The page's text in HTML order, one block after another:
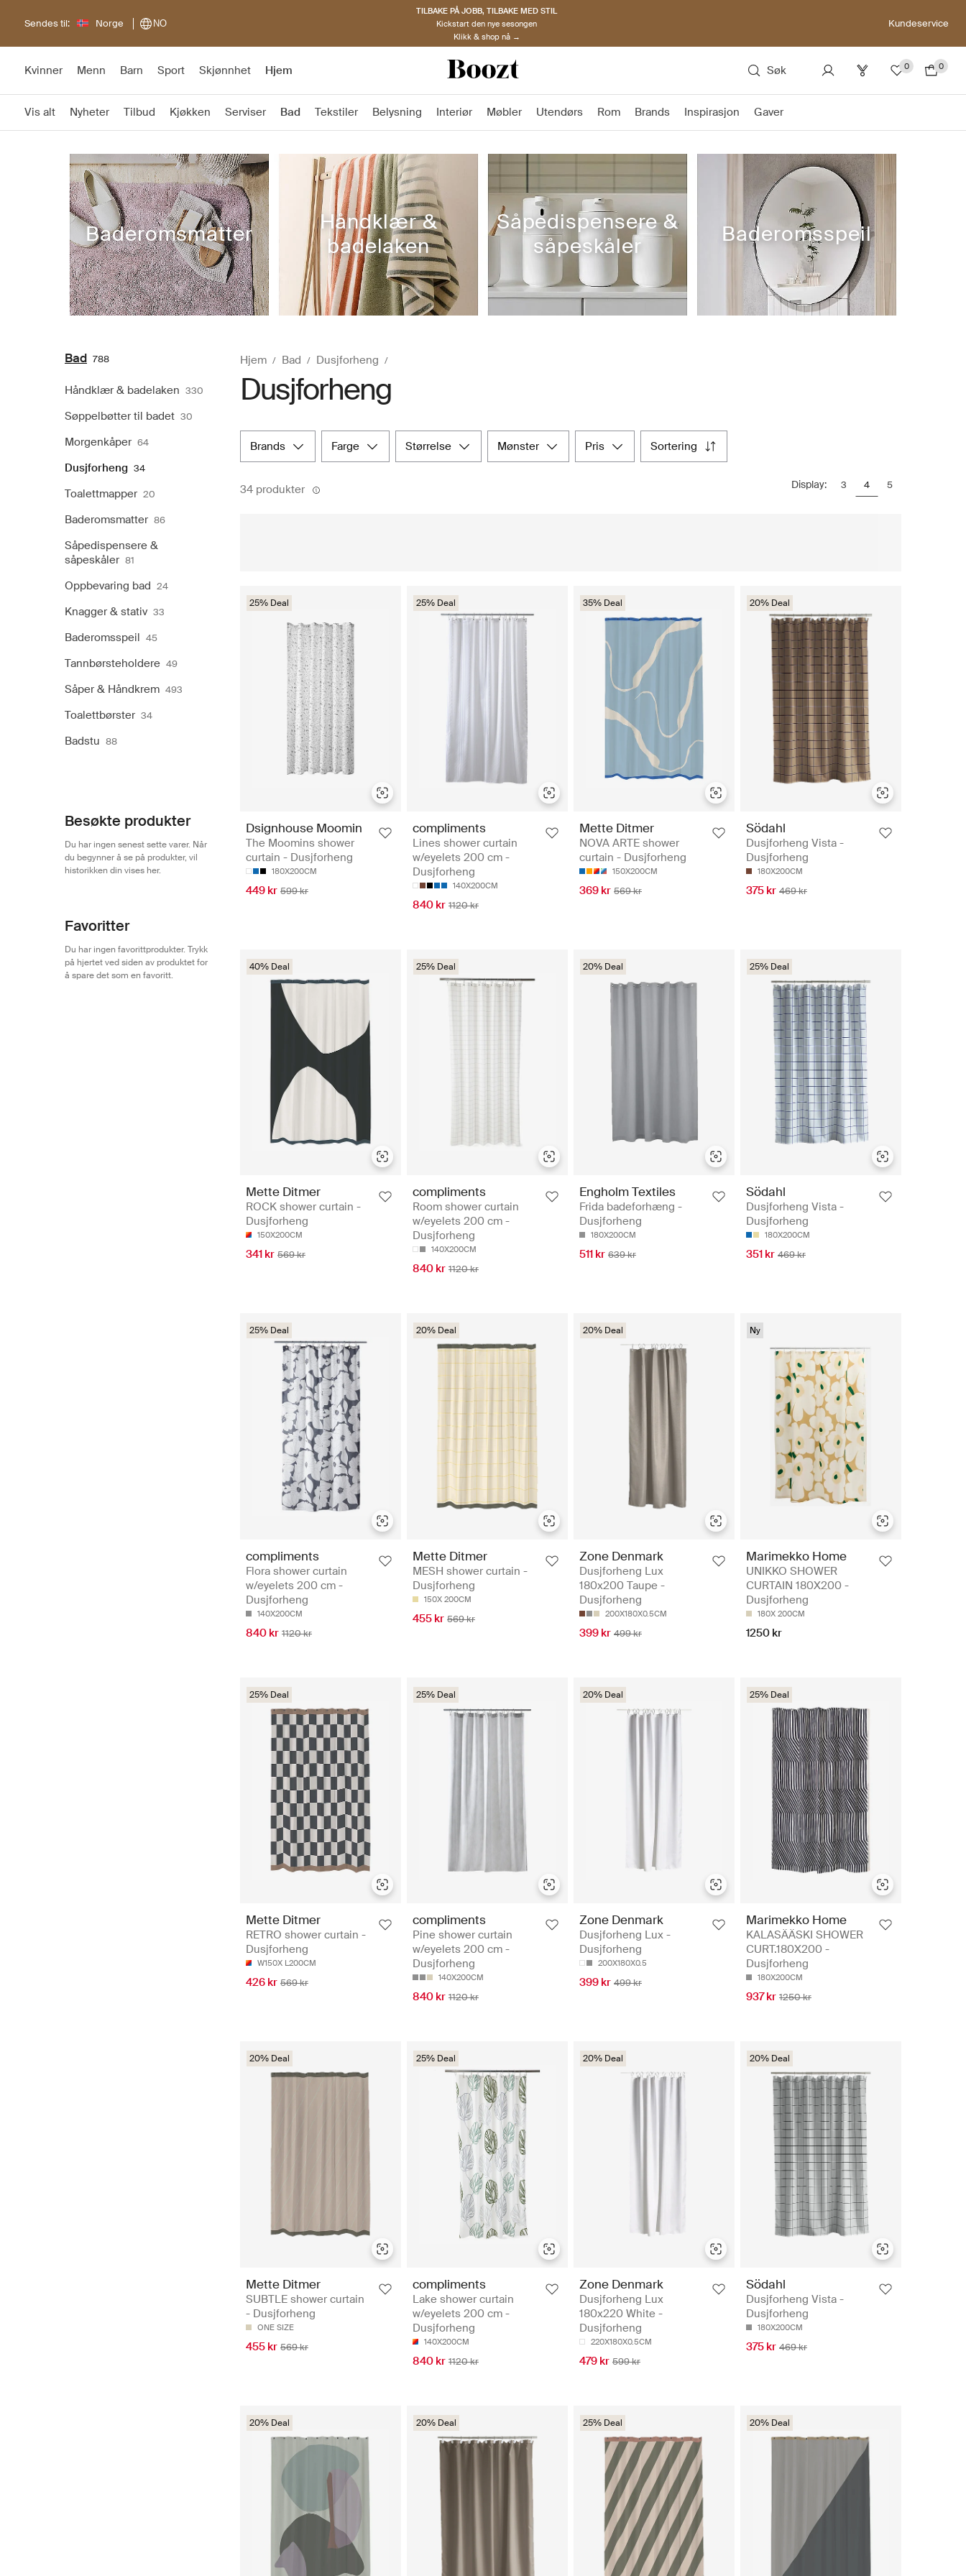
Sendes til: Norge NO
TILBAKE PÅ JOBB, TILBAKE MED STIL
Kickstart den nye sesongen
Klikk & shop nå →
Kundeservice
Kvinner Menn Barn Sport Skjønnhet Hjem Søk 0 0
Vis alt Nyheter Tilbud Kjøkken Serviser Bad Tekstiler Belysning Interiør Møbler Utendørs Rom Brands Inspirasjon Gaver
Baderomsmatter
Håndklær &
badelaken
Såpedispensere &
såpeskåler
Baderomsspeil
Bad 788
Håndklær & badelaken 330
Søppelbøtter til badet 30
Morgenkåper 64
Dusjforheng 34
Toalettmapper 20
Baderomsmatter 86
Såpedispensere &
såpeskåler 81
Oppbevaring bad 24
Knagger & stativ 33
Baderomsspeil 45
Tannbørsteholdere 49
Såper & Håndkrem 493
Toalettbørster 34
Badstu 88
Besøkte produkter
Du har ingen senest sette varer. Når
du begynner å se på produkter, vil
historikken din vises her.
Favoritter
Du har ingen favorittprodukter. Trykk
på hjertet ved siden av produktet for
å spare det som en favoritt.
Hjem Bad Dusjforheng
Dusjforheng
brands farge størrelse mønster pris sortering
34 produkter Display: 3 4 5
25% Deal
Dsignhouse Moomin
The Moomins shower
curtain - Dusjforheng
180X200CM
449 kr 599 kr
25% Deal
compliments
Lines shower curtain
w/eyelets 200 cm -
Dusjforheng
140X200CM
840 kr 1120 kr
35% Deal
Mette Ditmer
NOVA ARTE shower
curtain - Dusjforheng
150X200CM
369 kr 569 kr
20% Deal
Södahl
Dusjforheng Vista -
Dusjforheng
180X200CM
375 kr 469 kr
40% Deal
Mette Ditmer
ROCK shower curtain -
Dusjforheng
150X200CM
341 kr 569 kr
25% Deal
compliments
Room shower curtain
w/eyelets 200 cm -
Dusjforheng
140X200CM
840 kr 1120 kr
20% Deal
Engholm Textiles
Frida badeforhæng -
Dusjforheng
180X200CM
511 kr 639 kr
25% Deal
Södahl
Dusjforheng Vista -
Dusjforheng
180X200CM
351 kr 469 kr
25% Deal
compliments
Flora shower curtain
w/eyelets 200 cm -
Dusjforheng
140X200CM
840 kr 1120 kr
20% Deal
Mette Ditmer
MESH shower curtain -
Dusjforheng
150X 200CM
455 kr 569 kr
20% Deal
Zone Denmark
Dusjforheng Lux
180x200 Taupe -
Dusjforheng
200X180X0.5CM
399 kr 499 kr
Ny
Marimekko Home
UNIKKO SHOWER
CURTAIN 180X200 -
Dusjforheng
180X 200CM
1250 kr
25% Deal
Mette Ditmer
RETRO shower curtain -
Dusjforheng
W150X L200CM
426 kr 569 kr
25% Deal
compliments
Pine shower curtain
w/eyelets 200 cm -
Dusjforheng
140X200CM
840 kr 1120 kr
20% Deal
Zone Denmark
Dusjforheng Lux -
Dusjforheng
200X180X0.5
399 kr 499 kr
25% Deal
Marimekko Home
KALASÄÄSKI SHOWER
CURT.180X200 -
Dusjforheng
180X200CM
937 kr 1250 kr
20% Deal
Mette Ditmer
SUBTLE shower curtain
- Dusjforheng
ONE SIZE
455 kr 569 kr
25% Deal
compliments
Lake shower curtain
w/eyelets 200 cm -
Dusjforheng
140X200CM
840 kr 1120 kr
20% Deal
Zone Denmark
Dusjforheng Lux
180x220 White -
Dusjforheng
220X180X0.5CM
479 kr 599 kr
20% Deal
Södahl
Dusjforheng Vista -
Dusjforheng
180X200CM
375 kr 469 kr
20% Deal 20% Deal 25% Deal 20% Deal